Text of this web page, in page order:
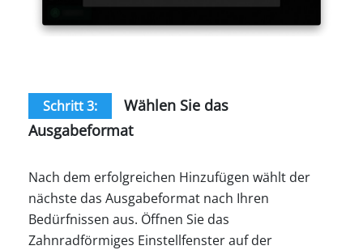
Schritt 3:
Wählen Sie das
Ausgabeformat
Nach dem erfolgreichen Hinzufügen wählt der
nächste das Ausgabeformat nach Ihren
Bedürfnissen aus. Öffnen Sie das
Zahnradförmiges Einstellfenster auf der